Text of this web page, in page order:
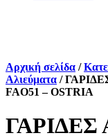
Αρχική σελίδα /
Αλιεύματα /
FAO51 – OSTRIA
ΓΑΡΙΔΕΣ